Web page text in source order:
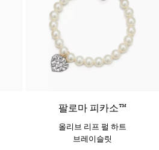
팔로마 피카소™
올리브 리프 펄 하트
브레이슬릿